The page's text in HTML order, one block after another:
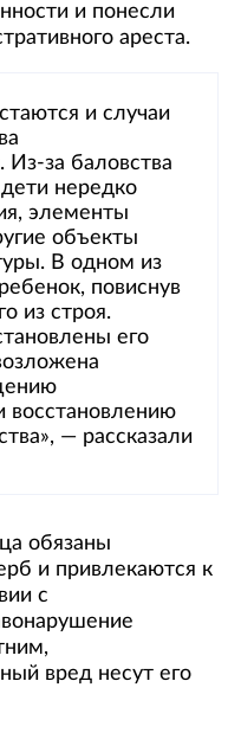
и понесли
ареста.
и случаи
за баловства
нередко
элементы
объекты
В одном из
повиснув
из строя.
его
восстановлению
— рассказали
обязаны
и привлекаются к
с
вред несут его